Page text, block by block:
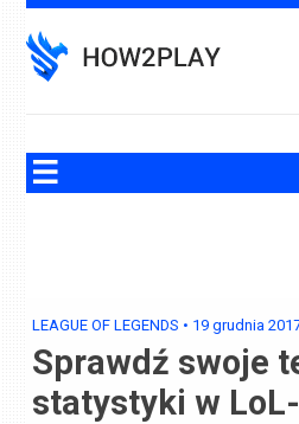
to
content
LEAGUE OF LEGENDS • 19 grudnia
Sprawdź swoje
statystyki w